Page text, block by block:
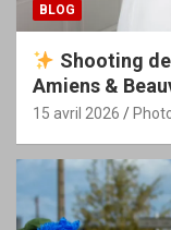
BLOG
Shooting
Amiens &
15 avril 2026